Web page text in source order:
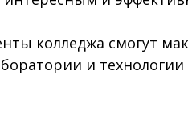
колледжа смогут
и